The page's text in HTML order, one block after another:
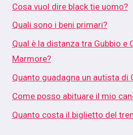
Cosa vuol dire black tie uomo?
Quali sono i beni primari?
Qual è la distanza tra Gubbio e
Marmore?
Quanto guadagna un autista di
Come posso abituare il mio
Quanto costa il biglietto del